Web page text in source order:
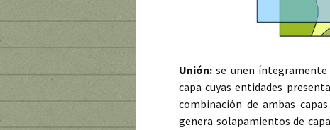
Unión: se unen
capa cuyas entidades
combinación de ambas
genera solapamientos de